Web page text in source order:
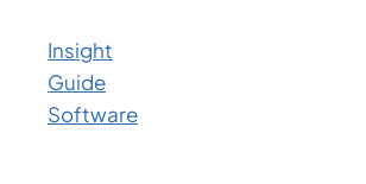
Insight
Guide
Software